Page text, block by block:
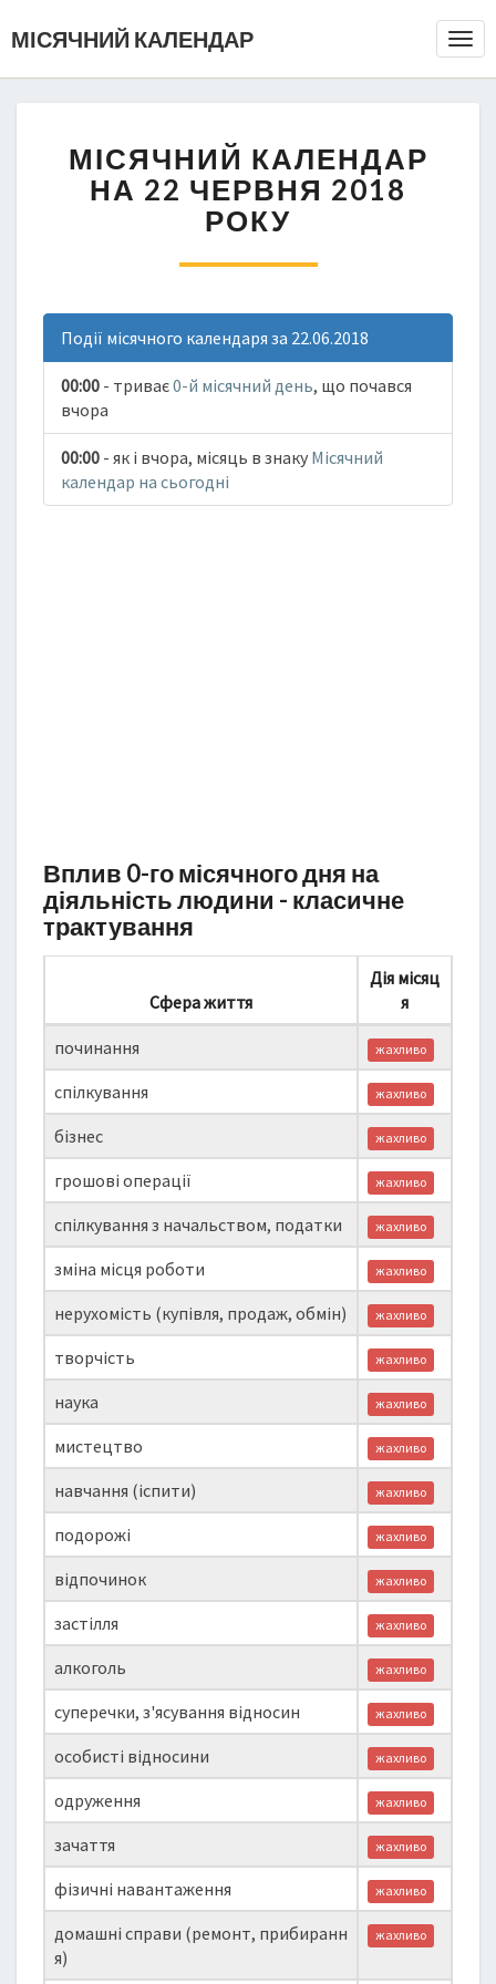
МІСЯЧНИЙ КАЛЕНДАР
МІСЯЧНИЙ КАЛЕНДАР
НА 22 ЧЕРВНЯ 2018
РОКУ
Події місячного календаря за 22.06.2018
00:00 - триває0-й місячний день, що почався
вчора
00:00 - як і вчора, місяць в знаку Місячний
календар на сьогодні
Вплив 0-го місячного дня на
діяльність людини - класичне
трактування
Сфера життя
Дія місяц
я
починання жахливо
спілкування жахливо
бізнес жахливо
грошові операції жахливо
спілкування з начальством, податки жахливо
зміна місця роботи жахливо
нерухомість (купівля, продаж, обмін) жахливо
творчість жахливо
наука жахливо
мистецтво жахливо
навчання (іспити) жахливо
подорожі жахливо
відпочинок жахливо
застілля жахливо
алкоголь жахливо
суперечки, з'ясування відносин жахливо
особисті відносини жахливо
одруження жахливо
зачаття жахливо
фізичні навантаження жахливо
домашні справи (ремонт, прибиранн
я)
жахливо